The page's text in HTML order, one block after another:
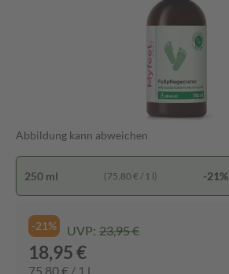
Abbildung kann abweichen
250 ml (75,80 € / 1 l) -21%
-21% UVP: 23,95 €
18,95 €
75,80 € / 1 l